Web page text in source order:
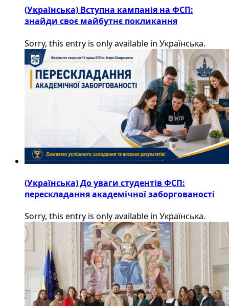
(Українська) Вступна кампанія на ФСП:
знайди своє майбутнє покликання
Sorry, this entry is only available in Українська.
(Українська) До уваги студентів ФСП:
перескладання академічної заборгованості
Sorry, this entry is only available in Українська.